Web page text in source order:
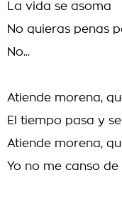
La vida se asoma
No quieras penas
No...
Atiende morena,
El tiempo pasa y
Atiende morena,
Yo no me canso